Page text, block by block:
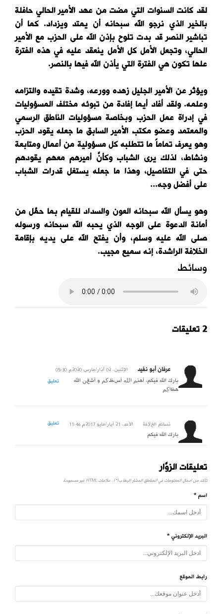
لقد كانت السنوات التي مضت من عهد الأمير الحالي حافلة
بالخير الذي نرجو الله سبحانه أن يمتد ويزداد. كما أن
تباشير النصر قد بدت تلوح بإذن الله على الحزب مع الأمير
الحالي، وتجعل الأمل كل الأمل ينعقد عليه في هذه الفترة
علها تكون هي الفترة التي يأذن الله فيها بالنصر.
ويؤثر عن الأمير الجليل زهده وورعه، وشدة تقيده والتزامه
وعلمه. ولقد أفاد أيما إفادة من تبوئه مختلف المسؤوليات
في إدراة عمل الحزب وبخاصة مسؤوليات الناطق الرسمي
والمعتمد وعضو مكتب الأمير السابق ما جعله يقود الحزب
وهو يعرف تماماً ما تتطلبه كل مسؤولية من أعمال ومتابعة
ونشاط، لذلك يرى الشباب وكأنَّ أميرهم معهم يقودهم
حتى في التفاصيل، وهذا ما جعله يستغل قدرات الشباب
على أفضل وجه...
وهو يسأل الله سبحانه العون والسداد للقيام بما حمِّل من
أمانة الدعوة على الوجه الذي يحبه الله سبحانه ورسوله
صلى الله عليه وسلم، وأن يفتح الله على يديه بإقامة
الخلافة الراشدة، إنه سميع مجيب.
وسائط
2 تعليقات
عرفان أبو نفيد الإثنين، 02 آذار/مارس 2020م 05:30
تعليق
بارك الله فيكم، ﺃﻋﻈﻢ ﺍﻟﻠﻪ ﺃﺟﺮﻛﻢ ﻭ ﺃﺣﺴﻦ الله
ﻋﺰﺍﻛﻢ
نسائم الخﻻفة الأحد، 21 أيار/مايو 2017م 11:46 تعليق
بارك الله فيكم
تعليقات الزوَّار
تأكد من ادخال المعلومات في المناطق المشار إليها ب(*) . علامات HTML غير مسموحة
اسم *
البريد الإلكتروني *
رابط الموقع